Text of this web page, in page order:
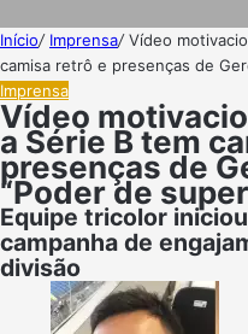
Início/ Imprensa/Vídeo
camisa retrô e presenças de
Imprensa
Vídeo
a Série B tem
presenças de
“Poder de
Equipe tricolor
campanha de
divisão